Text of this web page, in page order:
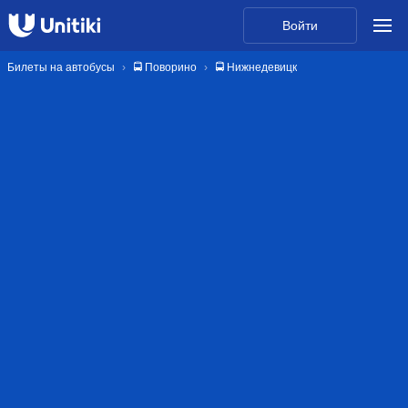
Войти
Билеты на автобусы 🚍 Поворино 🚍 Нижнедевицк